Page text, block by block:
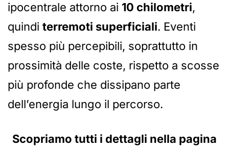
ipocentrale attorno ai 10 chilometri,
quindi terremoti superficiali. Eventi
spesso più percepibili, soprattutto in
prossimità delle coste, rispetto a scosse
più profonde che dissipano parte
dell’energia lungo il percorso.
Scopriamo tutti i dettagli nella pagina